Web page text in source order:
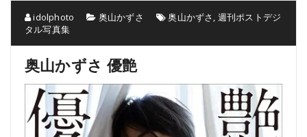
idolphoto 奥山かずさ 奥山かずさ, 週刊ポストデジ
タル写真集
奥山かずさ 優艶